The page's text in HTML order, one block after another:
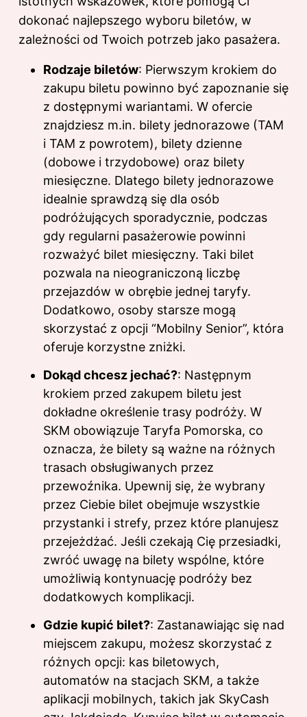
dokonać najlepszego wyboru biletów, w
zależności od Twoich potrzeb jako pasażera.
Rodzaje biletów: Pierwszym krokiem do
zakupu biletu powinno być zapoznanie się
z dostępnymi wariantami. W ofercie
znajdziesz m.in. bilety jednorazowe (TAM
i TAM z powrotem), bilety dzienne
(dobowe i trzydobowe) oraz bilety
miesięczne. Dlatego bilety jednorazowe
idealnie sprawdzą się dla osób
podróżujących sporadycznie, podczas
gdy regularni pasażerowie powinni
rozważyć bilet miesięczny. Taki bilet
pozwala na nieograniczoną liczbę
przejazdów w obrębie jednej taryfy.
Dodatkowo, osoby starsze mogą
skorzystać z opcji “Mobilny Senior”, która
oferuje korzystne zniżki.
Dokąd chcesz jechać?: Następnym
krokiem przed zakupem biletu jest
dokładne określenie trasy podróży. W
SKM obowiązuje Taryfa Pomorska, co
oznacza, że bilety są ważne na różnych
trasach obsługiwanych przez
przewoźnika. Upewnij się, że wybrany
przez Ciebie bilet obejmuje wszystkie
przystanki i strefy, przez które planujesz
przejeżdżać. Jeśli czekają Cię przesiadki,
zwróć uwagę na bilety wspólne, które
umożliwią kontynuację podróży bez
dodatkowych komplikacji.
Gdzie kupić bilet?: Zastanawiając się nad
miejscem zakupu, możesz skorzystać z
różnych opcji: kas biletowych,
automatów na stacjach SKM, a także
aplikacji mobilnych, takich jak SkyCash